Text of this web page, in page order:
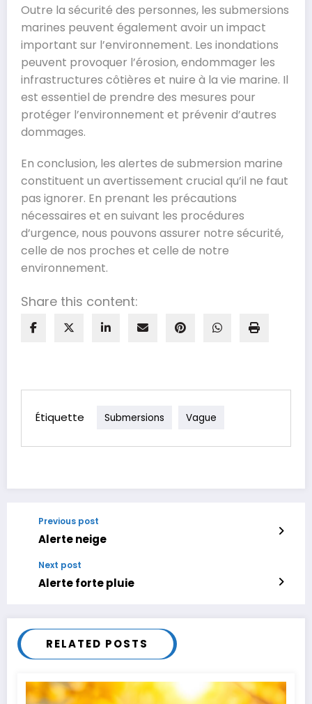
Outre la sécurité des personnes, les submersions
marines peuvent également avoir un impact
important sur l’environnement. Les inondations
peuvent provoquer l’érosion, endommager les
infrastructures côtières et nuire à la vie marine. Il
est essentiel de prendre des mesures pour
protéger l’environnement et prévenir d’autres
dommages.
En conclusion, les alertes de submersion marine
constituent un avertissement crucial qu’il ne faut
pas ignorer. En prenant les précautions
nécessaires et en suivant les procédures
d’urgence, nous pouvons assurer notre sécurité,
celle de nos proches et celle de notre
environnement.
Share this content:
Étiquette Submersions Vague
Previous post
Alerte neige
Next post
Alerte forte pluie
RELATED POSTS